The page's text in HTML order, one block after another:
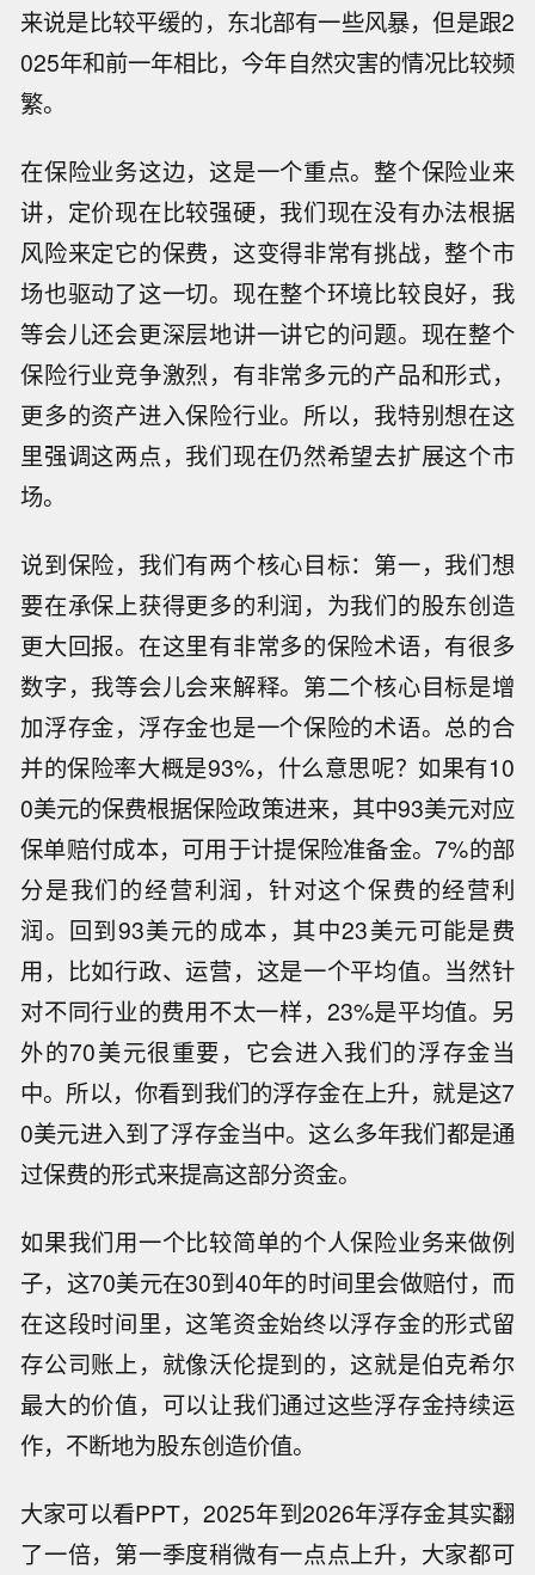
来说是比较平缓的，东北部有一些风暴，但是跟2
025年和前一年相比，今年自然灾害的情况比较频
繁。
在保险业务这边，这是一个重点。整个保险业来
讲，定价现在比较强硬，我们现在没有办法根据
风险来定它的保费，这变得非常有挑战，整个市
场也驱动了这一切。现在整个环境比较良好，我
等会儿还会更深层地讲一讲它的问题。现在整个
保险行业竞争激烈，有非常多元的产品和形式，
更多的资产进入保险行业。所以，我特别想在这
里强调这两点，我们现在仍然希望去扩展这个市
场。
说到保险，我们有两个核心目标：第一，我们想
要在承保上获得更多的利润，为我们的股东创造
更大回报。在这里有非常多的保险术语，有很多
数字，我等会儿会来解释。第二个核心目标是增
加浮存金，浮存金也是一个保险的术语。总的合
并的保险率大概是93%，什么意思呢？如果有10
0美元的保费根据保险政策进来，其中93美元对应
保单赔付成本，可用于计提保险准备金。7%的部
分是我们的经营利润，针对这个保费的经营利
润。回到93美元的成本，其中23美元可能是费
用，比如行政、运营，这是一个平均值。当然针
对不同行业的费用不太一样，23%是平均值。另
外的70美元很重要，它会进入我们的浮存金当
中。所以，你看到我们的浮存金在上升，就是这7
0美元进入到了浮存金当中。这么多年我们都是通
过保费的形式来提高这部分资金。
如果我们用一个比较简单的个人保险业务来做例
子，这70美元在30到40年的时间里会做赔付，而
在这段时间里，这笔资金始终以浮存金的形式留
存公司账上，就像沃伦提到的，这就是伯克希尔
最大的价值，可以让我们通过这些浮存金持续运
作，不断地为股东创造价值。
大家可以看PPT，2025年到2026年浮存金其实翻
了一倍，第一季度稍微有一点点上升，大家都可